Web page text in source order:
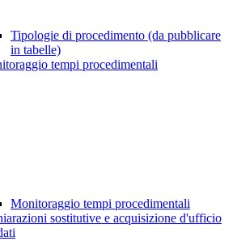
Tipologie di procedimento (da pubblicare
in tabelle)
tempi procedimentali
Monitoraggio tempi procedimentali
sostitutive e acquisizione d'ufficio